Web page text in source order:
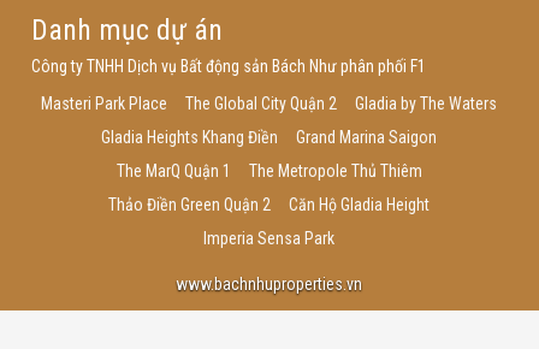
Danh mục dự án
Công ty TNHH Dịch vụ Bất động sản Bách Như phân phối F1
Masteri Park Place
The Global City Quận 2
Gladia by The Waters
Gladia Heights Khang Điền
Grand Marina Saigon
The MarQ Quận 1
The Metropole Thủ Thiêm
Thảo Điền Green Quận 2
Căn Hộ Gladia Height
Imperia Sensa Park
www.bachnhuproperties.vn